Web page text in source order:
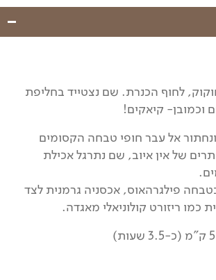
לחוף הכנרת. שם נצטייד בחליפת
וכמובן- קיאקים!
אל עבר חופי טבחה הקסומים
של אין איוב, שם נתרגל אכילת
פילגרהאוס, אכסניה גרמנית לצד
כמו ריזורט קולוניאלי מאגדה.